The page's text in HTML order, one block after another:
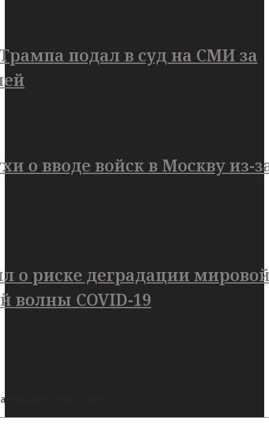
подал в суд на СМИ за
о вводе войск в Москву из-
о риске деградации
волны COVID-19
поля помечены